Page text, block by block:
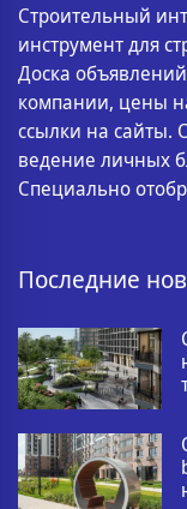
Строительный
инструмент для
Доска
компании, цены
ссылки на сайты.
ведение личных
Специально
Последние